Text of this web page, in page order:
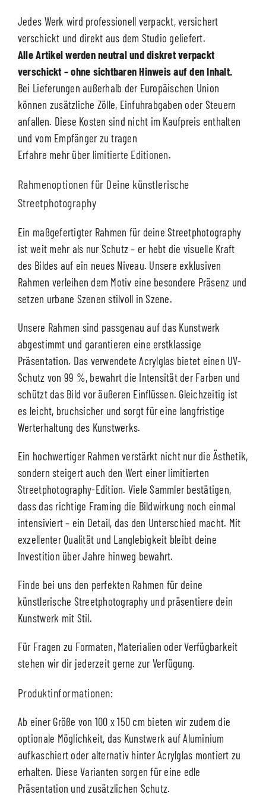
Jedes Werk wird professionell verpackt, versichert
verschickt und direkt aus dem Studio geliefert.
Alle Artikel werden neutral und diskret verpackt
verschickt – ohne sichtbaren Hinweis auf den Inhalt.
Bei Lieferungen außerhalb der Europäischen Union
können zusätzliche Zölle, Einfuhrabgaben oder Steuern
anfallen. Diese Kosten sind nicht im Kaufpreis enthalten
und vom Empfänger zu tragen
Erfahre mehr über limitierte Editionen.
Rahmenoptionen für Deine künstlerische
Streetphotography
Ein maßgefertigter Rahmen für deine Streetphotography
ist weit mehr als nur Schutz – er hebt die visuelle Kraft
des Bildes auf ein neues Niveau. Unsere exklusiven
Rahmen verleihen dem Motiv eine besondere Präsenz und
setzen urbane Szenen stilvoll in Szene.
Unsere Rahmen sind passgenau auf das Kunstwerk
abgestimmt und garantieren eine erstklassige
Präsentation. Das verwendete Acrylglas bietet einen UV-
Schutz von 99 %, bewahrt die Intensität der Farben und
schützt das Bild vor äußeren Einflüssen. Gleichzeitig ist
es leicht, bruchsicher und sorgt für eine langfristige
Werterhaltung des Kunstwerks.
Ein hochwertiger Rahmen verstärkt nicht nur die Ästhetik,
sondern steigert auch den Wert einer limitierten
Streetphotography-Edition. Viele Sammler bestätigen,
dass das richtige Framing die Bildwirkung noch einmal
intensiviert – ein Detail, das den Unterschied macht. Mit
exzellenter Qualität und Langlebigkeit bleibt deine
Investition über Jahre hinweg bewahrt.
Finde bei uns den perfekten Rahmen für deine
künstlerische Streetphotography und präsentiere dein
Kunstwerk mit Stil.
Für Fragen zu Formaten, Materialien oder Verfügbarkeit
stehen wir dir jederzeit gerne zur Verfügung.
Produktinformationen:
Ab einer Größe von 100 x 150 cm bieten wir zudem die
optionale Möglichkeit, das Kunstwerk auf Aluminium
aufkaschiert oder alternativ hinter Acrylglas montiert zu
erhalten. Diese Varianten sorgen für eine edle
Präsentation und zusätzlichen Schutz.